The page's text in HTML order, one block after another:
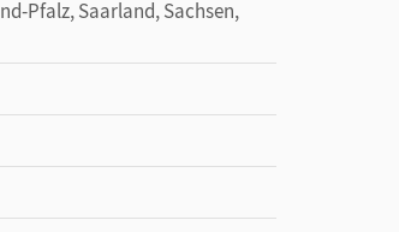
Pfalz, Saarland, Sachsen,